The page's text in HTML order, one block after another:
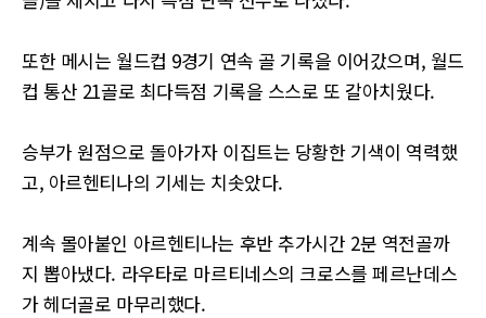
또한 메시는 월드컵 9경기 연속 골 기록을 이어갔으며, 월드
컵 통산 21골로 최다득점 기록을 스스로 또 갈아치웠다.
승부가 원점으로 돌아가자 이집트는 당황한 기색이 역력했
고, 아르헨티나의 기세는 치솟았다.
계속 몰아붙인 아르헨티나는 후반 추가시간 2분 역전골까
지 뽑아냈다. 라우타로 마르티네스의 크로스를 페르난데스
가 헤더골로 마무리했다.